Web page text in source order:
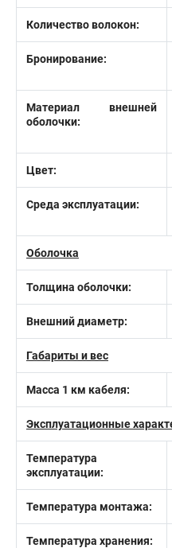
Количество волокон:
Бронирование:
Материал внешней
оболочки:
Цвет:
Среда эксплуатации:
Оболочка
Толщина оболочки:
Внешний диаметр:
Габариты и вес
Масса 1 км кабеля:
Эксплуатационные
Температура
эксплуатации:
Температура монтажа:
Температура хранения: